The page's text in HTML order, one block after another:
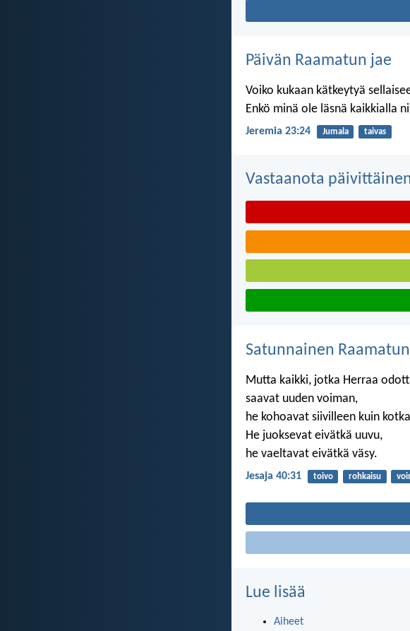
Päivän Raamatun jae
Voiko kukaan kätkeytyä
Enkö minä ole läsnä kaikkialla
Jeremia 23:24 Jumala taivas
Vastaanota
Satunnainen
Mutta kaikki, jotka Herraa
saavat uuden voiman,
he kohoavat siivilleen kuin
He juoksevat eivätkä uuvu,
he vaeltavat eivätkä väsy.
Jesaja 40:31 toivo rohkaisu
Lue lisää
Aiheet